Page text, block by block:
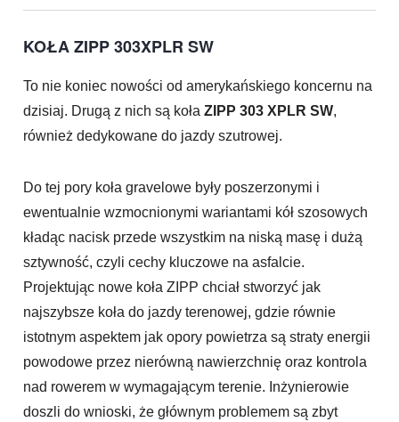
KOŁA ZIPP 303XPLR SW
To nie koniec nowości od amerykańskiego koncernu na
dzisiaj. Drugą z nich są kołaZIPP 303 XPLR SW,
również dedykowane do jazdy szutrowej.
Do tej pory koła gravelowe były poszerzonymi i
ewentualnie wzmocnionymi wariantami kół szosowych
kładąc nacisk przede wszystkim na niską masę i dużą
sztywność, czyli cechy kluczowe na asfalcie.
Projektując nowe koła ZIPP chciał stworzyć jak
najszybsze koła do jazdy terenowej, gdzie równie
istotnym aspektem jak opory powietrza są straty energii
powodowe przez nierówną nawierzchnię oraz kontrola
nad rowerem w wymagającym terenie. Inżynierowie
doszli do wnioski, że głównym problemem są zbyt